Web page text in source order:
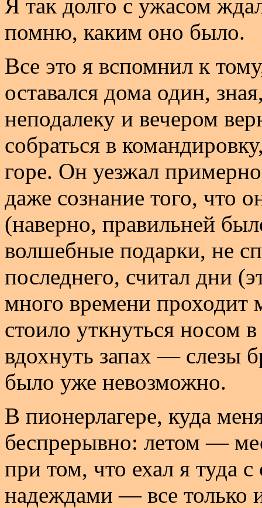
Я так долго с ужасом
помню, каким оно было.
Все это я вспомнил к
оставался дома один,
неподалеку и вечером
собраться в
горе. Он уезжал
даже сознание того, что
(наверно, правильней
волшебные подарки, не
последнего, считал дни
много времени
стоило уткнуться носом
вдохнуть запах — слезы
было уже невозможно.
В пионерлагере, куда
беспрерывно: летом —
при том, что ехал я туда
надеждами — все только